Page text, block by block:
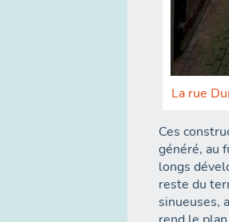
La rue
Ces
généré, au
longs
reste du
sinueuses,